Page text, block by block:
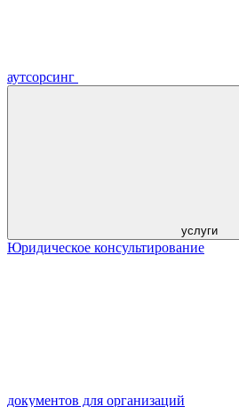
аутсорсинг
услуги
Юридическое консультирование
документов для организаций